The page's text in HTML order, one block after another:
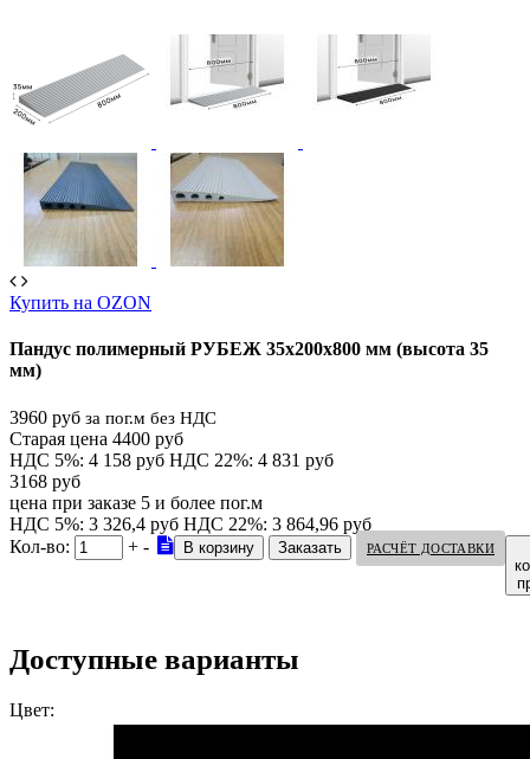
Купить на OZON
Пандус полимерный РУБЕЖ 35х200х800 мм (высота 35
мм)
3960 руб за пог.м без НДС
Старая цена 4400 руб
НДС 5%: 4 158 руб НДС 22%: 4 831 руб
3168 руб
цена при заказе 5 и более пог.м
НДС 5%: 3 326,4 руб НДС 22%: 3 864,96 руб
Кол-во:
+ - РАСЧЁТ ДОСТАВКИ
Доступные варианты
Цвет: